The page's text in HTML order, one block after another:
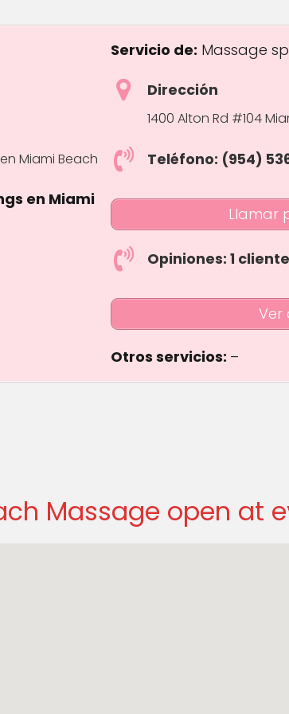
en Miami
Servicio de: Massage
Dirección
1400 Alton Rd #104
Teléfono: (954)
Llamar
Opiniones: 1
Ver
Otros servicios: –
Massage open at